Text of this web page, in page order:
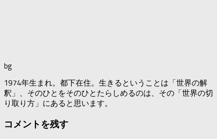
bg
1974年生まれ。都下在住。生きるということは「世界の解
釈」、そのひとをそのひとたらしめるのは、その「世界の切
り取り方」にあると思います。
コメントを残す